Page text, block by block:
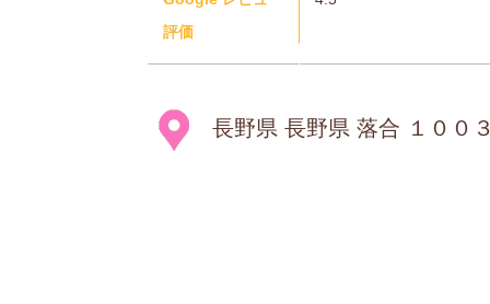
評価
長野県 長野県 落合 １００